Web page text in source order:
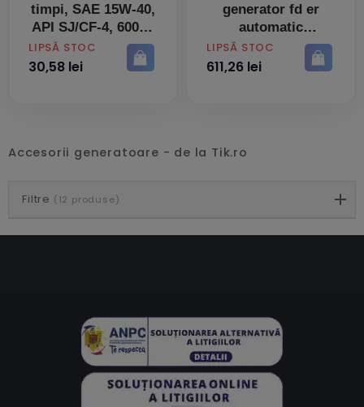
Filtre (12 produse)
timpi, SAE 15W-40,
API SJ/CF-4, 600ml
PRET
LIPSĂ STOC
30,58 lei
generator fd er
automatic
PRET
LIPSĂ STOC
611,26 lei
Accesorii generatoare - de la Tik.ro